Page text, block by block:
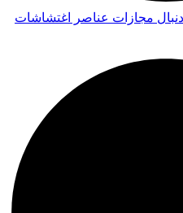
مجازات عناصر اغتشاشات